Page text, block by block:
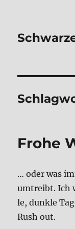
Fro­he
… oder was
umtreibt. Ich
le, dunk­le
Rush out.